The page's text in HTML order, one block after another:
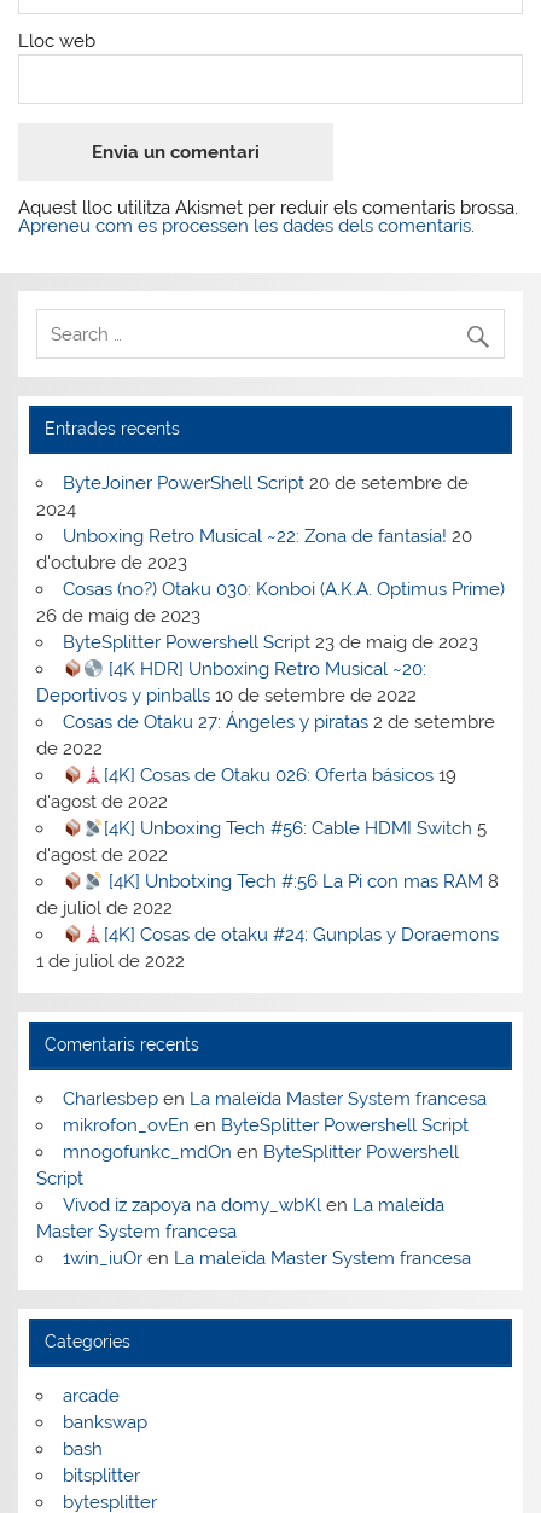
Lloc web
Aquest lloc utilitza Akismet per reduir els comentaris brossa.
Apreneu com es processen les dades dels comentaris.
Entrades recents
ByteJoiner PowerShell Script 20 de setembre de
2024
Unboxing Retro Musical ~22: Zona de fantasía! 20
d'octubre de 2023
Cosas (no?) Otaku 030: Konboi (A.K.A. Optimus Prime)
26 de maig de 2023
ByteSplitter Powershell Script 23 de maig de 2023
[4K HDR] Unboxing Retro Musical ~20:
Deportivos y pinballs 10 de setembre de 2022
Cosas de Otaku 27: Ángeles y piratas 2 de setembre
de 2022
[4K] Cosas de Otaku 026: Oferta básicos 19
d'agost de 2022
[4K] Unboxing Tech #56: Cable HDMI Switch 5
d'agost de 2022
[4K] Unbotxing Tech #:56 La Pi con mas RAM 8
de juliol de 2022
[4K] Cosas de otaku #24: Gunplas y Doraemons
1 de juliol de 2022
Comentaris recents
Charlesbepen La maleïda Master System francesa
mikrofon_ovEn en ByteSplitter Powershell Script
mnogofunkc_mdOn en ByteSplitter Powershell
Script
Vivod iz zapoya na domy_wbKlen La maleïda
Master System francesa
1win_iuOren La maleïda Master System francesa
Categories
arcade
bankswap
bash
bitsplitter
bytesplitter